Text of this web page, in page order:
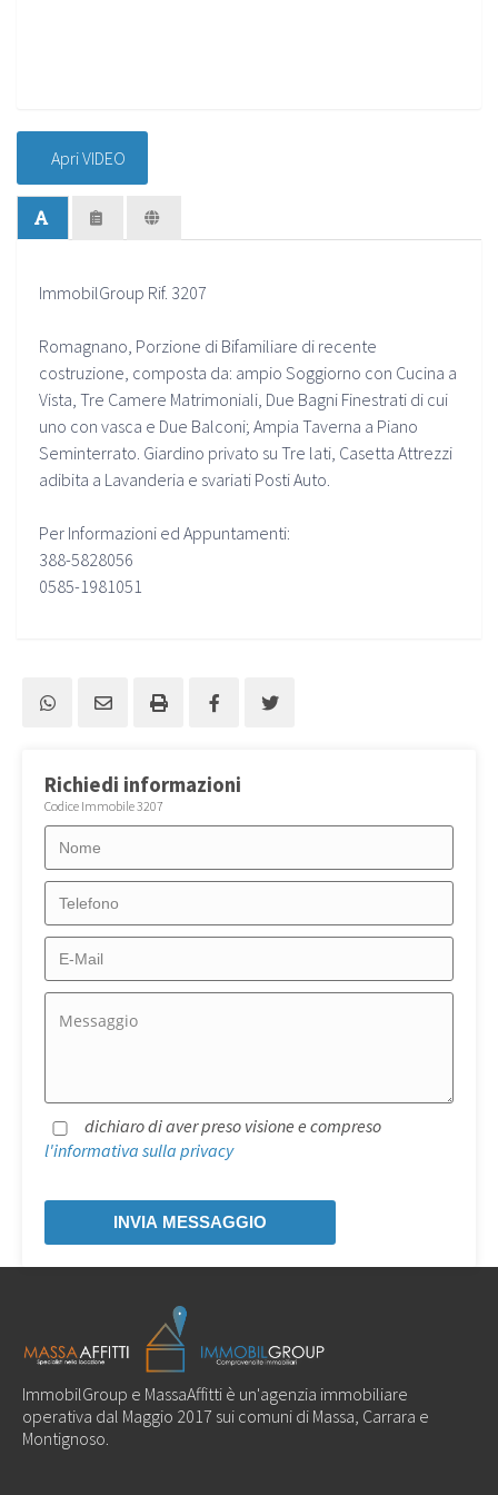
Apri VIDEO
ImmobilGroup Rif. 3207
Romagnano, Porzione di Bifamiliare di recente
costruzione, composta da: ampio Soggiorno con Cucina a
Vista, Tre Camere Matrimoniali, Due Bagni Finestrati di cui
uno con vasca e Due Balconi; Ampia Taverna a Piano
Seminterrato. Giardino privato su Tre lati, Casetta Attrezzi
adibita a Lavanderia e svariati Posti Auto.
Per Informazioni ed Appuntamenti:
388-5828056
0585-1981051
Richiedi informazioni
Codice Immobile 3207
dichiaro di aver preso visione e compreso
l'informativa sulla privacy
ImmobilGroup e MassaAffitti è un'agenzia immobiliare
operativa dal Maggio 2017 sui comuni di Massa, Carrara e
Montignoso.